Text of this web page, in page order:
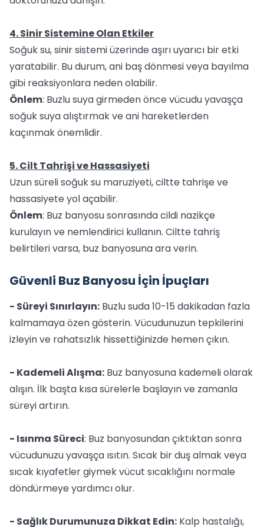
4. Sinir Sistemine Olan Etkiler
Soğuk su, sinir sistemi üzerinde aşırı uyarıcı bir etki
yaratabilir. Bu durum, ani baş dönmesi veya bayılma
gibi reaksiyonlara neden olabilir.
Önlem: Buzlu suya girmeden önce vücudu yavaşça
soğuk suya alıştırmak ve ani hareketlerden
kaçınmak önemlidir.
5. Cilt Tahrişi ve Hassasiyeti
Uzun süreli soğuk su maruziyeti, ciltte tahrişe ve
hassasiyete yol açabilir.
Önlem: Buz banyosu sonrasında cildi nazikçe
kurulayın ve nemlendirici kullanın. Ciltte tahriş
belirtileri varsa, buz banyosuna ara verin.
Güvenli Buz Banyosu İçin İpuçları
- Süreyi Sınırlayın: Buzlu suda 10-15 dakikadan fazla
kalmamaya özen gösterin. Vücudunuzun tepkilerini
izleyin ve rahatsızlık hissettiğinizde hemen çıkın.
- Kademeli Alışma: Buz banyosuna kademeli olarak
alışın. İlk başta kısa sürelerle başlayın ve zamanla
süreyi artırın.
- Isınma Süreci: Buz banyosundan çıktıktan sonra
vücudunuzu yavaşça ısıtın. Sıcak bir duş almak veya
sıcak kıyafetler giymek vücut sıcaklığını normale
döndürmeye yardımcı olur.
- Sağlık Durumunuza Dikkat Edin: Kalp hastalığı,